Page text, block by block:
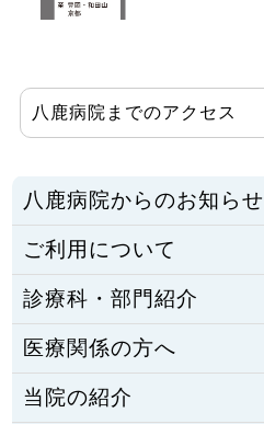
八鹿病院までのアクセス
八鹿病院からのお知らせ
ご利用について
診療科・部門紹介
医療関係の方へ
当院の紹介